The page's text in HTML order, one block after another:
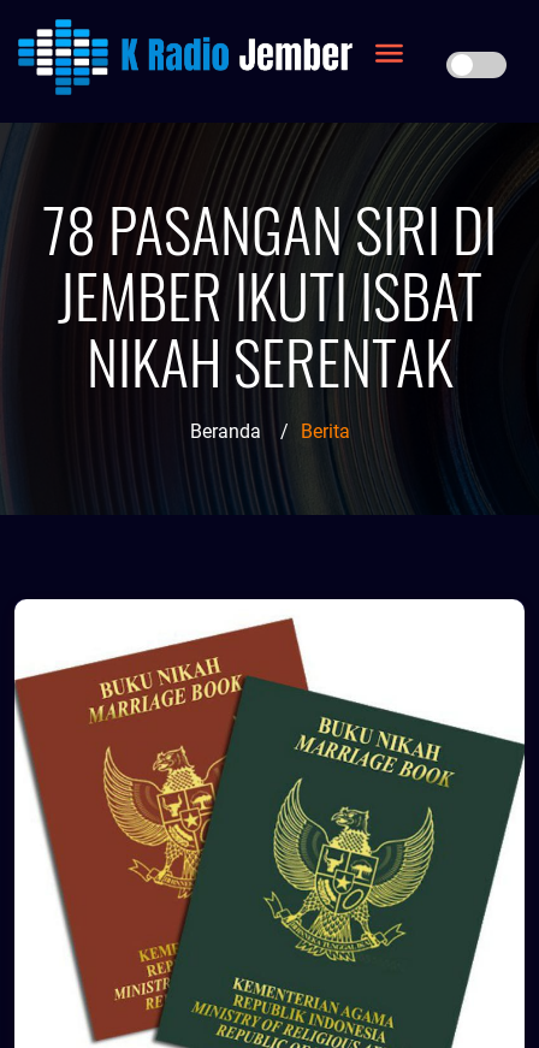
78 PASANGAN SIRI DI
JEMBER IKUTI ISBAT
NIKAH SERENTAK
Beranda / Berita